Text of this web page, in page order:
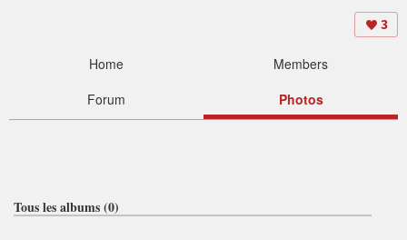
3
Home
Members
Forum
Photos
Tous les albums (0)